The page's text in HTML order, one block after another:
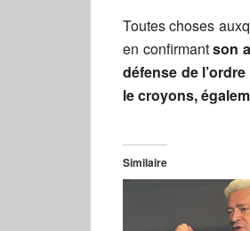
Toutes choses
en confirmantson
défense de
le croyons,
Similaire